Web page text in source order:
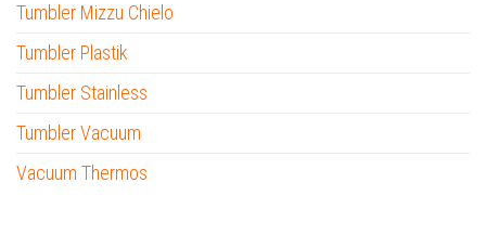
Tumbler Mizzu Chielo
Tumbler Plastik
Tumbler Stainless
Tumbler Vacuum
Vacuum Thermos